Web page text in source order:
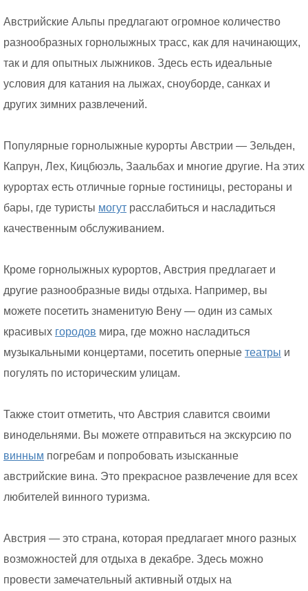
Австрийские Альпы предлагают огромное количество
разнообразных горнолыжных трасс, как для начинающих,
так и для опытных лыжников. Здесь есть идеальные
условия для катания на лыжах, сноуборде, санках и
других зимних развлечений.
Популярные горнолыжные курорты Австрии — Зельден,
Капрун, Лех, Кицбюэль, Заальбах и многие другие. На этих
курортах есть отличные горные гостиницы, рестораны и
бары, где туристы могут расслабиться и насладиться
качественным обслуживанием.
Кроме горнолыжных курортов, Австрия предлагает и
другие разнообразные виды отдыха. Например, вы
можете посетить знаменитую Вену — один из самых
красивых городов мира, где можно насладиться
музыкальными концертами, посетить оперные театры и
погулять по историческим улицам.
Также стоит отметить, что Австрия славится своими
винодельнями. Вы можете отправиться на экскурсию по
винным погребам и попробовать изысканные
австрийские вина. Это прекрасное развлечение для всех
любителей винного туризма.
Австрия — это страна, которая предлагает много разных
возможностей для отдыха в декабре. Здесь можно
провести замечательный активный отдых на